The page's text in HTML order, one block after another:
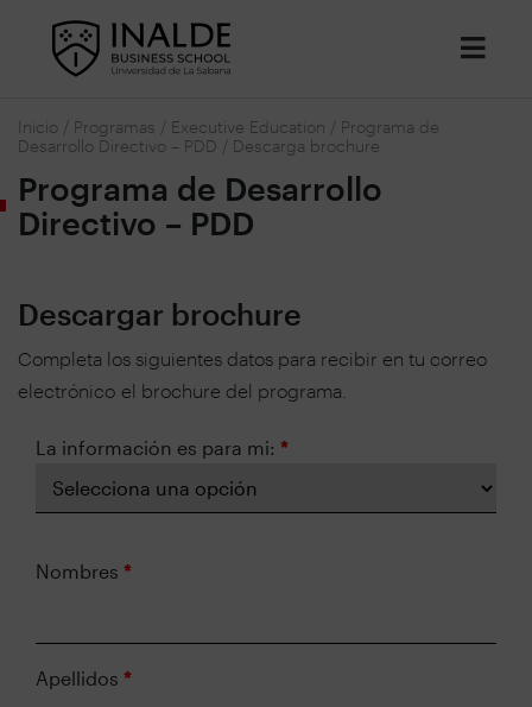
Inicio / Programas / Executive Education / Programa de
Desarrollo Directivo – PDD / Descarga brochure
Programa de Desarrollo
Directivo – PDD
Descargar brochure
Completa los siguientes datos para recibir en tu correo
electrónico el brochure del programa.
La información es para mi: *
Nombres *
Apellidos *